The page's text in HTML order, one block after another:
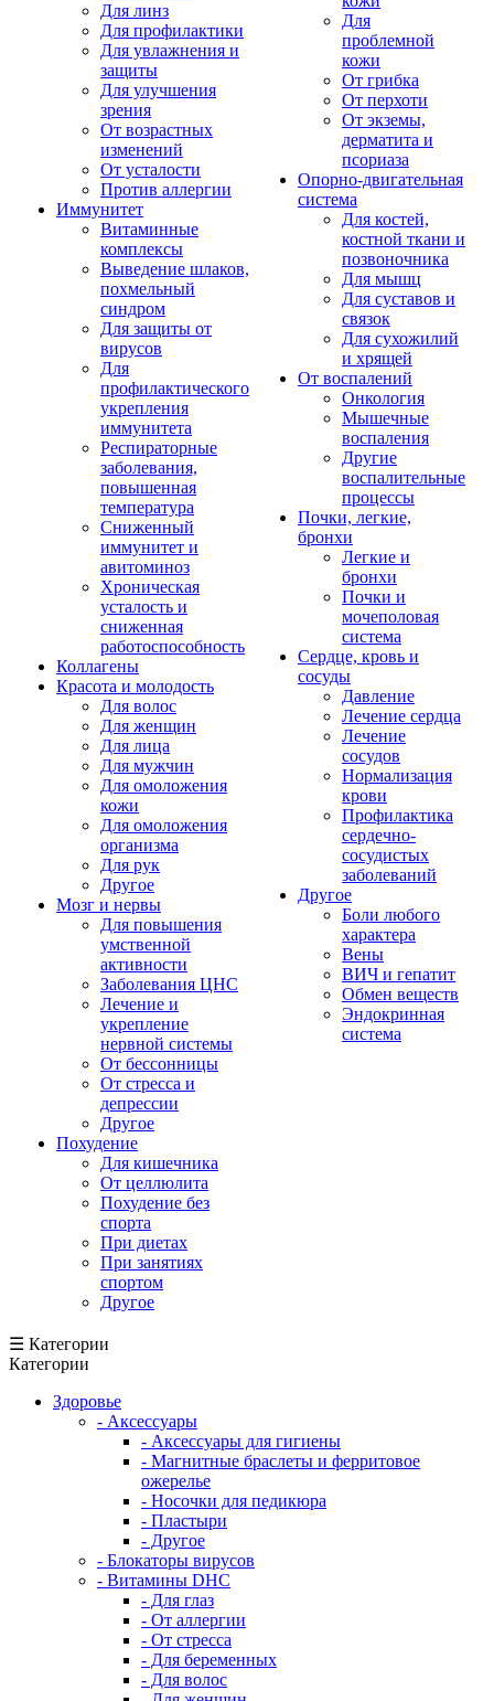
Для линз
Для профилактики
Для увлажнения и
защиты
Для улучшения
зрения
От возрастных
изменений
От усталости
Против аллергии
Иммунитет
Витаминные
комплексы
Выведение шлаков,
похмельный
синдром
Для защиты от
вирусов
Для
профилактического
укрепления
иммунитета
Респираторные
заболевания,
повышенная
температура
Сниженный
иммунитет и
авитоминоз
Хроническая
усталость и
сниженная
работоспособность
Коллагены
Красота и молодость
Для волос
Для женщин
Для лица
Для мужчин
Для омоложения
кожи
Для омоложения
организма
Для рук
Другое
Мозг и нервы
Для повышения
умственной
активности
Заболевания ЦНС
Лечение и
укрепление
нервной системы
От бессонницы
От стресса и
депрессии
Другое
Похудение
Для кишечника
От целлюлита
Похудение без
спорта
При диетах
При занятиях
спортом
Другое
Для
проблемной
кожи
От грибка
От перхоти
От экземы,
дерматита и
псориаза
Опорно-двигательная
система
Для костей,
костной ткани и
позвоночника
Для мышц
Для суставов и
связок
Для сухожилий
и хрящей
От воспалений
Онкология
Мышечные
воспаления
Другие
воспалительные
процессы
Почки, легкие,
бронхи
Легкие и
бронхи
Почки и
мочеполовая
система
Сердце, кровь и
сосуды
Давление
Лечение сердца
Лечение
сосудов
Нормализация
крови
Профилактика
сердечно-
сосудистых
заболеваний
Другое
Боли любого
характера
Вены
ВИЧ и гепатит
Обмен веществ
Эндокринная
система
☰ Категории
Категории
Здоровье
- Аксессуары
- Аксессуары для гигиены
- Магнитные браслеты и ферритовое
ожерелье
- Носочки для педикюра
- Пластыри
- Другое
- Блокаторы вирусов
- Витамины DHC
- Для глаз
- От аллергии
- От стресса
- Для беременных
- Для волос